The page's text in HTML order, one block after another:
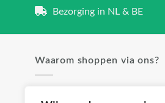
Bezorging in NL & BE
Waarom shoppen via ons?